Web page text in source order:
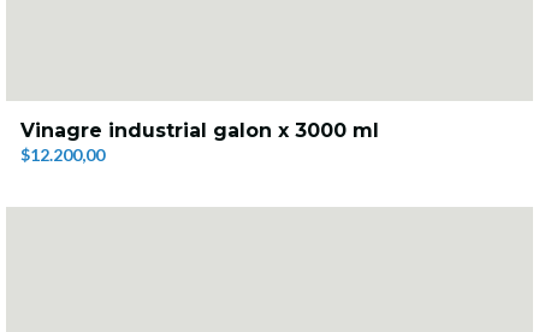
Vinagre industrial galon x 3000 ml
$12.200,00